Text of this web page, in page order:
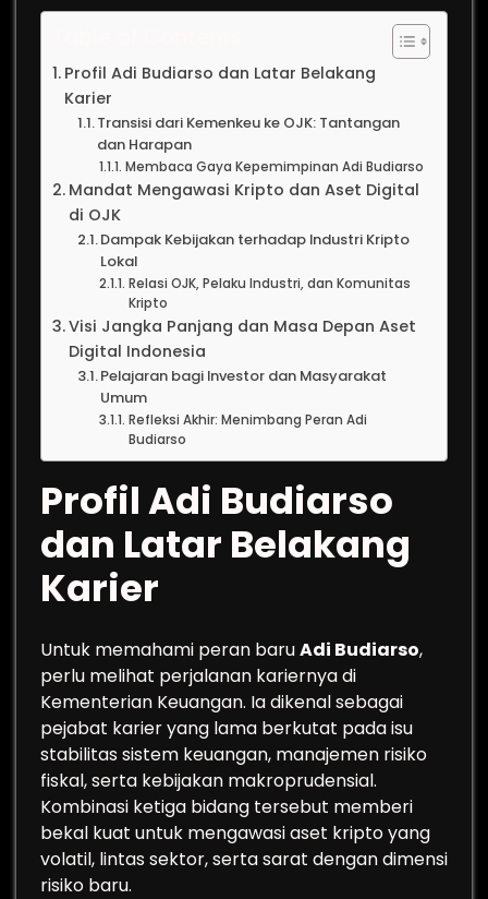
Profil Adi Budiarso dan Latar Belakang
Karier
Transisi dari Kemenkeu ke OJK: Tantangan
dan Harapan
Membaca Gaya Kepemimpinan Adi Budiarso
Mandat Mengawasi Kripto dan Aset Digital
di OJK
Dampak Kebijakan terhadap Industri Kripto
Lokal
Relasi OJK, Pelaku Industri, dan Komunitas
Kripto
Visi Jangka Panjang dan Masa Depan Aset
Digital Indonesia
Pelajaran bagi Investor dan Masyarakat
Umum
Refleksi Akhir: Menimbang Peran Adi
Budiarso
Profil Adi Budiarso
dan Latar Belakang
Karier
Untuk memahami peran baruAdi Budiarso,
perlu melihat perjalanan kariernya di
Kementerian Keuangan. Ia dikenal sebagai
pejabat karier yang lama berkutat pada isu
stabilitas sistem keuangan, manajemen risiko
fiskal, serta kebijakan makroprudensial.
Kombinasi ketiga bidang tersebut memberi
bekal kuat untuk mengawasi aset kripto yang
volatil, lintas sektor, serta sarat dengan dimensi
risiko baru.